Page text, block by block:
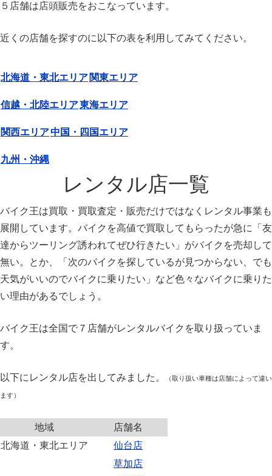
５店舗は店頭販売をおこなっています。
近くの店舗を探すのに以下の表を利用してみてください。
北海道・東北エリア 関東エリア
信越・北陸エリア東海エリア
関西エリア中国・四国エリア
九州・沖縄
レンタル店一覧
バイク王は買取・買取査定・販売だけではなくレンタル事業も
展開しています。バイクを高値で買取してもらったが急に「友
達からツーリング誘われてぜひ行きたい」がバイクを売却して
無い。とか、「次のバイクを探しているが見つからない、でも
天気がいいのでバイクに乗りたい」など色々なバイクに乗りた
い理由があるでしょう。
バイク王は全国で７店舗がレンタルバイクを取り扱っていま
す。
以下にレンタル店を出してみました。 （取り扱い車種は店舗によって違い
ます）
地域
店舗名
北海道・東北エリア
仙台店
草加店